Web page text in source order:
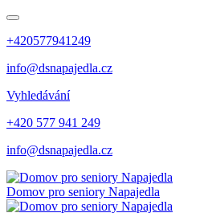
+420577941249
info@dsnapajedla.cz
Vyhledávání
+420 577 941 249
info@dsnapajedla.cz
Domov pro seniory Napajedla